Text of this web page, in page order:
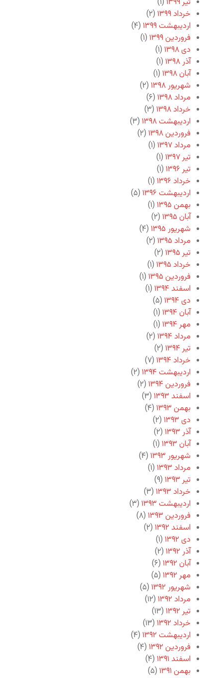
خرداد ۱۳۹۹
(۲)
اردیبهشت ۱۳۹۹
(۴)
فروردین ۱۳۹۹
(۱)
دی ۱۳۹۸
(۱)
آذر ۱۳۹۸
(۱)
آبان ۱۳۹۸
(۱)
شهریور ۱۳۹۸
(۲)
مرداد ۱۳۹۸
(۶)
خرداد ۱۳۹۸
(۳)
اردیبهشت ۱۳۹۸
(۳)
فروردین ۱۳۹۸
(۲)
مرداد ۱۳۹۷
(۱)
تیر ۱۳۹۷
(۱)
تیر ۱۳۹۶
(۱)
خرداد ۱۳۹۶
(۱)
اردیبهشت ۱۳۹۶
(۵)
بهمن ۱۳۹۵
(۱)
آبان ۱۳۹۵
(۲)
شهریور ۱۳۹۵
(۴)
مرداد ۱۳۹۵
(۲)
تیر ۱۳۹۵
(۲)
خرداد ۱۳۹۵
(۱)
فروردین ۱۳۹۵
(۱)
اسفند ۱۳۹۴
(۱)
دی ۱۳۹۴
(۵)
آبان ۱۳۹۴
(۱)
مهر ۱۳۹۴
(۱)
مرداد ۱۳۹۴
(۲)
تیر ۱۳۹۴
(۲)
خرداد ۱۳۹۴
(۷)
اردیبهشت ۱۳۹۴
(۲)
فروردین ۱۳۹۴
(۲)
اسفند ۱۳۹۳
(۳)
بهمن ۱۳۹۳
(۴)
دی ۱۳۹۳
(۲)
آذر ۱۳۹۳
(۲)
آبان ۱۳۹۳
(۱)
شهریور ۱۳۹۳
(۴)
مرداد ۱۳۹۳
(۱)
تیر ۱۳۹۳
(۹)
خرداد ۱۳۹۳
(۳)
اردیبهشت ۱۳۹۳
(۳)
فروردین ۱۳۹۳
(۸)
اسفند ۱۳۹۲
(۲)
دی ۱۳۹۲
(۱)
آذر ۱۳۹۲
(۲)
آبان ۱۳۹۲
(۶)
مهر ۱۳۹۲
(۵)
شهریور ۱۳۹۲
(۵)
مرداد ۱۳۹۲
(۱۲)
تیر ۱۳۹۲
(۱۳)
خرداد ۱۳۹۲
(۱۳)
اردیبهشت ۱۳۹۲
(۴)
فروردین ۱۳۹۲
(۴)
اسفند ۱۳۹۱
(۴)
بهمن ۱۳۹۱
(۵)